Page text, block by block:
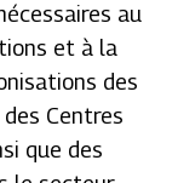
au
et à la
des
Centres
que des